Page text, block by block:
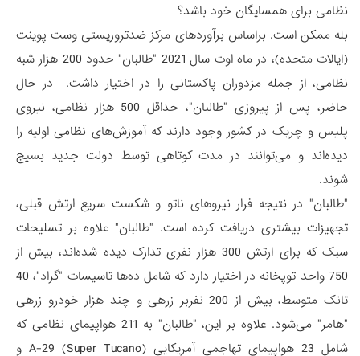
نظامی برای همسایگان خود باشد؟
بله ممکن است. براساس برآوردهای مرکز ضدتروریستی وست پوینت
(ایالات متحده)، در ماه اوت سال 2021 "طالبان" حدود 200 هزار شبه
نظامی، از جمله مزدوران پاکستانی را در اختیار داشت. در حال
حاضر، پس از پیروزی "طالبان"، حداقل 500 هزار نظامی، نیروی
پلیس و چریک در کشور وجود دارند که آموزش‌های نظامی اولیه را
دیده‌اند و می‌توانند در مدت کوتاهی توسط دولت جدید بسیج
شوند.
"طالبان" در نتیجه فرار نیروهای ناتو و شکست سریع ارتش قبلی،
تجهیزات بیشتری دریافت کرده است. "طالبان" علاوه بر تسلیحات
سبک که برای ارتش 300 هزار نفری تدارک دیده شده‌اند، بیش از
750 واحد توپخانه در اختیار دارد که شامل ده‌ها تاسیسات "گراد"، 40
تانک متوسط​​، بیش از 200 نفربر زرهی و چند هزار خودرو زرهی
"هامر" می‌شود. علاوه بر این، "طالبان" به 211 هواپیمای نظامی که
شامل 23 هواپیمای تهاجمی آمریکایی A-29 (Super Tucano) و